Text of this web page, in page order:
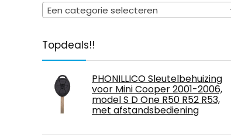
Een categorie selecteren
Topdeals!!
PHONILLICO Sleutelbehuizing
voor Mini Cooper 2001-2006,
model S D One R50 R52 R53,
met afstandsbediening